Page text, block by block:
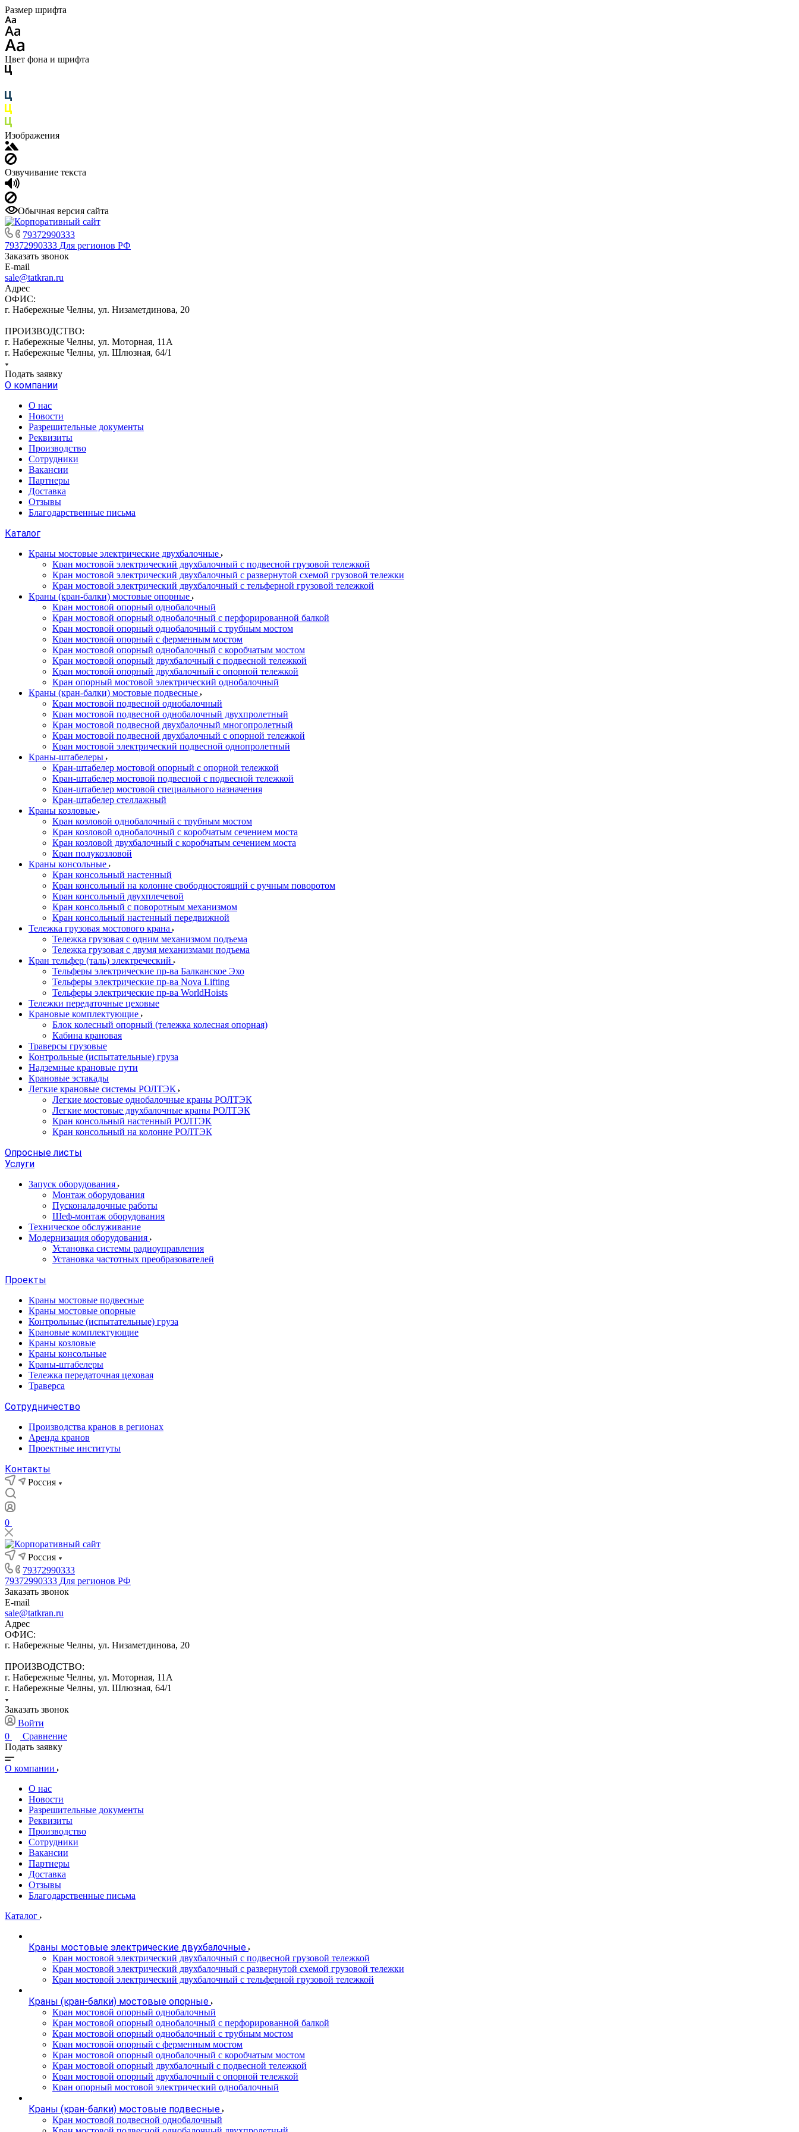
Размер шрифта
Цвет фона и шрифта
Изображения
Озвучивание текста
Обычная версия сайта
79372990333
79372990333 Для регионов РФ
Заказать звонок
E-mail
sale@tatkran.ru
Адрес
ОФИС:
г. Набережные Челны, ул. Низаметдинова, 20
ПРОИЗВОДСТВО:
г. Набережные Челны, ул. Моторная, 11А
г. Набережные Челны, ул. Шлюзная, 64/1
Подать заявку
О компании
О нас
Новости
Разрешительные документы
Реквизиты
Производство
Сотрудники
Вакансии
Партнеры
Доставка
Отзывы
Благодарственные письма
Каталог
Краны мостовые электрические двухбалочные
Кран мостовой электрический двухбалочный с подвесной грузовой тележкой
Кран мостовой электрический двухбалочный с развернутой схемой грузовой тележки
Кран мостовой электрический двухбалочный с тельферной грузовой тележкой
Краны (кран-балки) мостовые опорные
Кран мостовой опорный однобалочный
Кран мостовой опорный однобалочный с перфорированной балкой
Кран мостовой опорный однобалочный с трубным мостом
Кран мостовой опорный с ферменным мостом
Кран мостовой опорный однобалочный с коробчатым мостом
Кран мостовой опорный двухбалочный с подвесной тележкой
Кран мостовой опорный двухбалочный с опорной тележкой
Кран опорный мостовой электрический однобалочный
Краны (кран-балки) мостовые подвесные
Кран мостовой подвесной однобалочный
Кран мостовой подвесной однобалочный двухпролетный
Кран мостовой подвесной двухбалочный многопролетный
Кран мостовой подвесной двухбалочный с опорной тележкой
Кран мостовой электрический подвесной однопролетный
Краны-штабелеры
Кран-штабелер мостовой опорный с опорной тележкой
Кран-штабелер мостовой подвесной с подвесной тележкой
Кран-штабелер мостовой специального назначения
Кран-штабелер стеллажный
Краны козловые
Кран козловой однобалочный с трубным мостом
Кран козловой однобалочный с коробчатым сечением моста
Кран козловой двухбалочный с коробчатым сечением моста
Кран полукозловой
Краны консольные
Кран консольный настенный
Кран консольный на колонне свободностоящий с ручным поворотом
Кран консольный двухплечевой
Кран консольный с поворотным механизмом
Кран консольный настенный передвижной
Тележка грузовая мостового крана
Тележка грузовая с одним механизмом подъема
Тележка грузовая с двумя механизмами подъема
Кран тельфер (таль) электреческий
Тельферы электрические пр-ва Балканское Эхо
Тельферы электрические пр-ва Nova Lifting
Тельферы электрические пр-ва WorldHoists
Тележки передаточные цеховые
Крановые комплектующие
Блок колесный опорный (тележка колесная опорная)
Кабина крановая
Траверсы грузовые
Контрольные (испытательные) груза
Надземные крановые пути
Крановые эстакады
Легкие крановые системы РОЛТЭК
Легкие мостовые однобалочные краны РОЛТЭК
Легкие мостовые двухбалочные краны РОЛТЭК
Кран консольный настенный РОЛТЭК
Кран консольный на колонне РОЛТЭК
Опросные листы
Услуги
Запуск оборудования
Монтаж оборудования
Пусконаладочные работы
Шеф-монтаж оборудования
Техническое обслуживание
Модернизация оборудования
Установка системы радиоуправления
Установка частотных преобразователей
Проекты
Краны мостовые подвесные
Краны мостовые опорные
Контрольные (испытательные) груза
Крановые комплектующие
Краны козловые
Краны консольные
Краны-штабелеры
Тележка передаточная цеховая
Траверса
Сотрудничество
Производства кранов в регионах
Аренда кранов
Проектные институты
Контакты
Россия
0
Россия
79372990333
79372990333 Для регионов РФ
Заказать звонок
E-mail
sale@tatkran.ru
Адрес
ОФИС:
г. Набережные Челны, ул. Низаметдинова, 20
ПРОИЗВОДСТВО:
г. Набережные Челны, ул. Моторная, 11А
г. Набережные Челны, ул. Шлюзная, 64/1
Заказать звонок
Войти
0
Сравнение
Подать заявку
О компании
О нас
Новости
Разрешительные документы
Реквизиты
Производство
Сотрудники
Вакансии
Партнеры
Доставка
Отзывы
Благодарственные письма
Каталог
Краны мостовые электрические двухбалочные
Кран мостовой электрический двухбалочный с подвесной грузовой тележкой
Кран мостовой электрический двухбалочный с развернутой схемой грузовой тележки
Кран мостовой электрический двухбалочный с тельферной грузовой тележкой
Краны (кран-балки) мостовые опорные
Кран мостовой опорный однобалочный
Кран мостовой опорный однобалочный с перфорированной балкой
Кран мостовой опорный однобалочный с трубным мостом
Кран мостовой опорный с ферменным мостом
Кран мостовой опорный однобалочный с коробчатым мостом
Кран мостовой опорный двухбалочный с подвесной тележкой
Кран мостовой опорный двухбалочный с опорной тележкой
Кран опорный мостовой электрический однобалочный
Краны (кран-балки) мостовые подвесные
Кран мостовой подвесной однобалочный